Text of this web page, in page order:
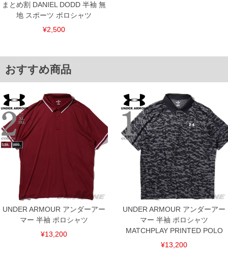
※商品によって若干のサイズの誤差がございます。また、お客様がご使用の環境（コ
ンピュータ画面）によって、商品の色味が若干異なる場合がございます。予めご了承
ください。
※当店での掲載商品は、実店鋪と在庫を共用しておりますので店頭での売り違い、店
ITEM INTRODUCTION
まとめ割 DANIEL DODD 半袖 無
地 スポーツ ポロシャツ
¥2,500
おすすめ商品
UNDER ARMOUR アンダーアー
マー 半袖 ポロシャツ
¥13,200
UNDER ARMOUR アンダーアー
マー 半袖 ポロシャツ
MATCHPLAY PRINTED POLO
¥13,200